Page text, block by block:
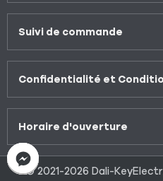
Suivi de commande
Confidentialité et
Horaire d'ouverture
© 2021-2026 Dali-